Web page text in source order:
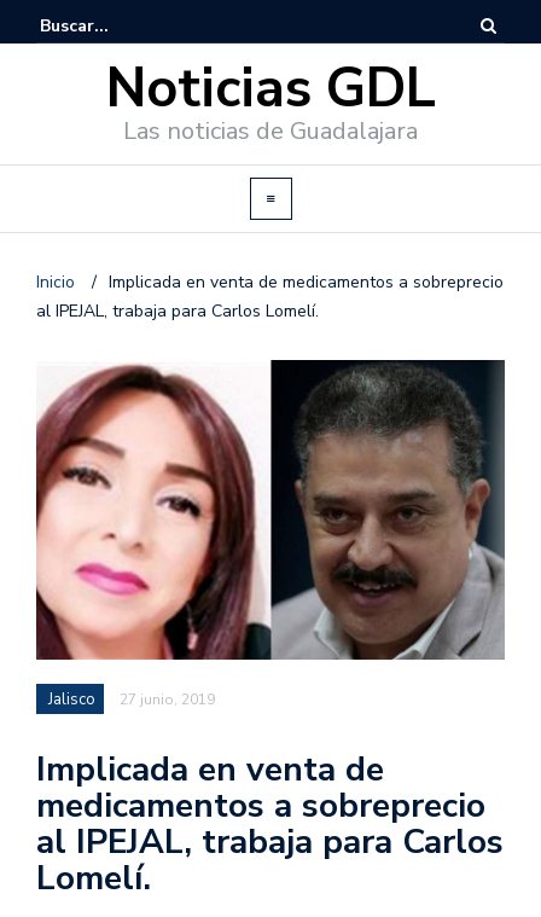
Noticias GDL
Las noticias de Guadalajara
Inicio / Implicada en venta de medicamentos a sobreprecio
al IPEJAL, trabaja para Carlos Lomelí.
Jalisco 27 junio, 2019
Implicada en venta de
medicamentos a sobreprecio
al IPEJAL, trabaja para Carlos
Lomelí.